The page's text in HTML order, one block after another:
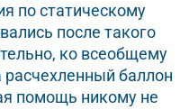
по статическому
после такого
ко всеобщему
баллон
помощь никому не